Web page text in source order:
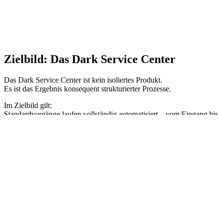
Zielbild: Das Dark Service Center
Das Dark Service Center ist kein isoliertes Produkt.
Es ist das Ergebnis konsequent strukturierter Prozesse.
Im Zielbild gilt:
Standardvorgänge laufen vollständig automatisiert – vom Eingang bis